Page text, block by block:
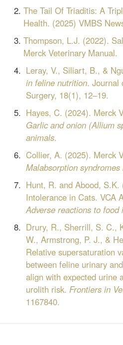
The Tail Of Triaditis: A
Health. (2025) VMBS
Thompson, L.J. (2022).
Merck Veterinary Manual.
Leray, V., Siliart, B., &
in feline nutrition. Journal
Surgery, 18(1), 12–19.
Hayes, C. (2024). Merck
Garlic and onion (Allium
animals.
Collier, A. (2025). Merck
Malabsorption
Hunt, R. and Abood, S.K.
Intolerance in Cats. VCA
Adverse reactions to food
Drury, R., Sherrill, S. C.,
W., Armstrong, P. J., &
Relative supersaturation
between feline urinary
align with expected urine
urolith risk. Frontiers in
1167840.